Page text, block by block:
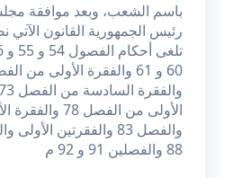
باسم الشعب، وبعد موافقة
رئيس الجمهورية القانون الآتي
والفصل 83 والفقرتين
88 والفصلين 91 و 92 م